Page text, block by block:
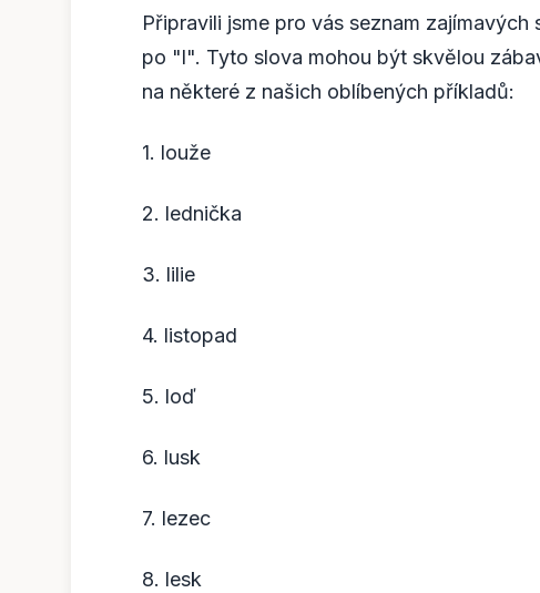
Připravili jsme pro vás seznam
po "l". Tyto slova mohou být skvělou
na některé z našich oblíbených příkladů:
1. louže
2. lednička
3. lilie
4. listopad
5. loď
6. lusk
7. lezec
8. lesk